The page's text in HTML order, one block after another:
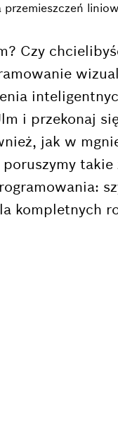
przemieszczeń
Czy
i przekonaj
jak w
takie
kompletnych